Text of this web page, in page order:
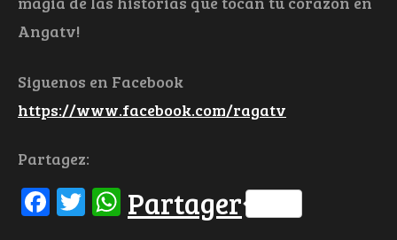
Angatv!
Siguenos en Facebook
https://www.facebook.com/ragatv
Partagez:
Facebook
Twitter
WhatsApp
Partager